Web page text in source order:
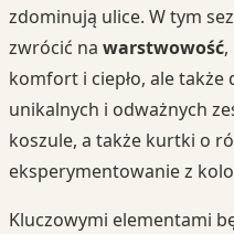
zdominują ulice. W tym
zwrócić na warstwowość
komfort i ciepło, ale
unikalnych i odważnych
koszule, a także kurtki o
eksperymentowanie z
Kluczowymi elementami